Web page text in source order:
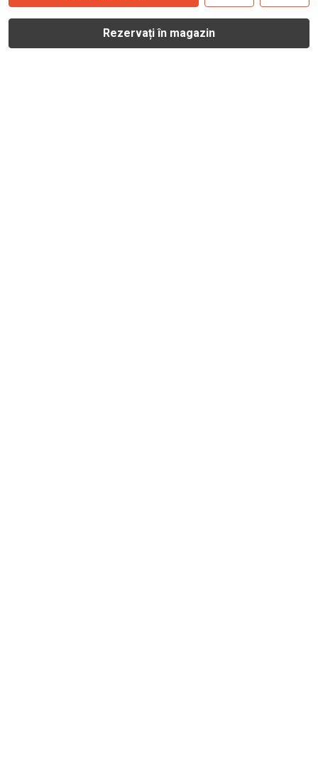
Rezervați în magazin